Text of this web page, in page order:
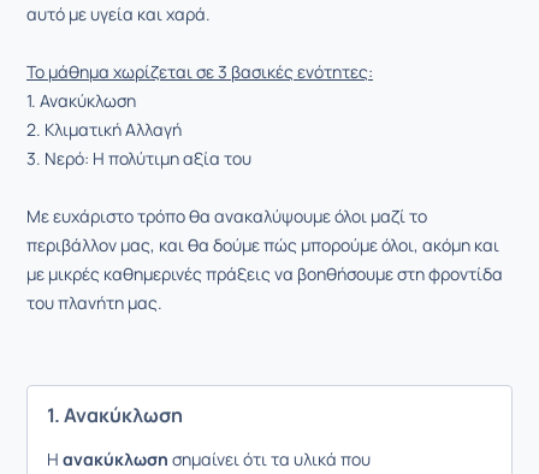
αυτό με υγεία και χαρά.
Το μάθημα χωρίζεται σε 3 βασικές ενότητες:
1. Ανακύκλωση
2. Κλιματική Αλλαγή
3. Νερό: Η πολύτιμη αξία του
Με ευχάριστο τρόπο θα ανακαλύψουμε όλοι μαζί το
περιβάλλον μας, και θα δούμε πώς μπορούμε όλοι, ακόμη και
με μικρές καθημερινές πράξεις να βοηθήσουμε στη φροντίδα
του πλανήτη μας.
1. Ανακύκλωση
Η ανακύκλωση σημαίνει ότι τα υλικά που